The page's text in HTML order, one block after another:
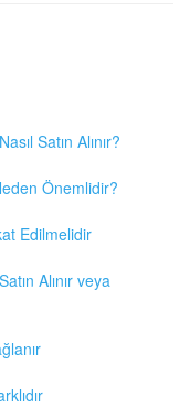
Satın Alınır?
Önemlidir?
Edilmelidir
Alınır veya